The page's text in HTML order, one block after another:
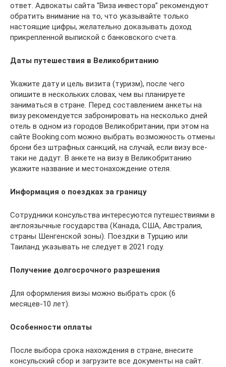
ответ. Адвокаты сайта “Виза инвестора” рекомендуют
обратить внимание на то, что указывайте только
настоящие цифры, желательно доказывать доход
прикрепленной выпиской с банковского счета.
Даты путешествия в Великобританию
Укажите дату и цель визита (туризм), после чего
опишите в нескольких словах, чем вы планируете
заниматься в стране. Перед составлением анкеты на
визу рекомендуется забронировать на несколько дней
отель в одном из городов Великобритании, при этом на
сайте Booking.com можно выбрать возможность отмены
брони без штрафных санкций, на случай, если визу все-
таки не дадут. В анкете на визу в Великобританию
укажите название и местонахождение отеля.
Информация о поездках за границу
Сотрудники консульства интересуются путешествиями в
англоязычные государства (Канада, США, Австралия,
страны Шенгенской зоны). Поездки в Турцию или
Таиланд указывать не следует в 2021 году.
Получение долгосрочного разрешения
Для оформления визы можно выбрать срок (6
месяцев-10 лет).
Особенности оплаты
После выбора срока нахождения в стране, внесите
консульский сбор и загрузите все документы на сайт.